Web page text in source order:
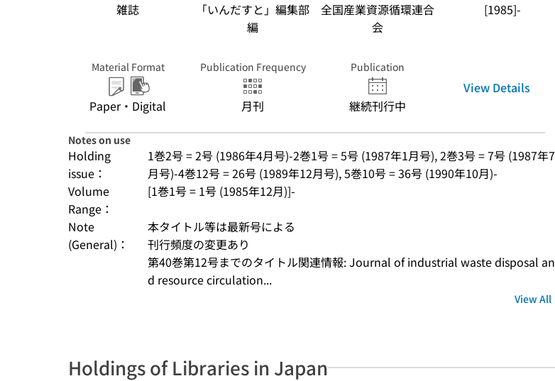
雑誌
「いんだすと」編集部
編
全国産業資源循環連合
会
[1985]-
Material Format
Paper・Digital
Publication Frequency
月刊
Publication
継続刊行中
View Details
Notes on use
Holding
issue：
1巻2号 = 2号 (1986年4月号)-2巻1号 = 5号 (1987年1月号), 2巻3号 = 7号 (1987年7
月号)-4巻12号 = 26号 (1989年12月号), 5巻10号 = 36号 (1990年10月)-
Volume
Range：
[1巻1号 = 1号 (1985年12月)]-
Note
(General)：
本タイトル等は最新号による
刊行頻度の変更あり
第40巻第12号までのタイトル関連情報: Journal of industrial waste disposal an
d resource circulation...
View All
Holdings of Libraries in Japan